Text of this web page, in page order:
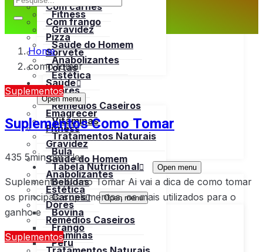
Fitness
Gravidez
Saúde do Homem
Anabolizantes
Estética
Dores
Remédios Caseiros
Vitaminas
Tratamentos Naturais
Bula
Tabela Nutricional
Open menu
Bebidas
Carnes
Open menu
Bovina
Frango
Peru
Com carnes
Com frango
Pizza
Sorvete
Tortas
Saúde
Open menu
Emagrecer
Fitness
Gravidez
Saúde do Homem
Anabolizantes
Estética
Dores
Remédios Caseiros
Vitaminas
Home
como tomar
Suplementos
Suplementos Como Tomar
435 5min para ler
Suplementos Como Tomar Ai vai a dica de como tomar
os principais suplementos, os mais utilizados para o
ganho e
Suplementos